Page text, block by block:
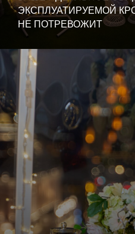
ЭКСПЛУАТИРУЕМОЙ
НЕ ПОТРЕВОЖИТ